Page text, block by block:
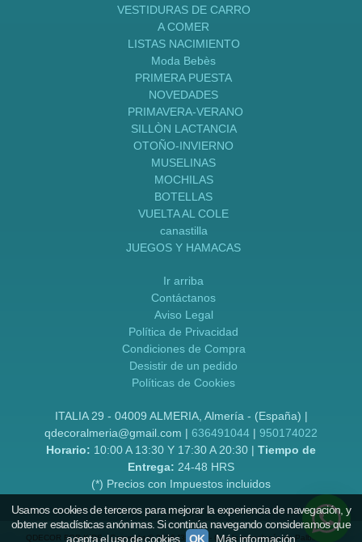
VESTIDURAS DE CARRO
A COMER
LISTAS NACIMIENTO
Moda Bebès
PRIMERA PUESTA
NOVEDADES
PRIMAVERA-VERANO
SILLÒN LACTANCIA
OTOÑO-INVIERNO
MUSELINAS
MOCHILAS
BOTELLAS
VUELTA AL COLE
canastilla
JUEGOS Y HAMACAS
Ir arriba
Contáctanos
Aviso Legal
Política de Privacidad
Condiciones de Compra
Desistir de un pedido
Políticas de Cookies
ITALIA 29 - 04009 ALMERIA, Almería - (España) |
qdecoralmeria@gmail.com | 636491044 | 950174022
Horario: 10:00 A 13:30 Y 17:30 A 20:30 | Tiempo de
Entrega: 24-48 HRS
(*) Precios con Impuestos incluidos
QDECOR FOR KIDS- Copyright © 2026 [38760] - Con la tecnología de Palbin.com
Usamos cookies de terceros para mejorar la experiencia de navegación, y
obtener estadísticas anónimas. Si continúa navegando consideramos que
acepta el uso de cookies.
OK Más información